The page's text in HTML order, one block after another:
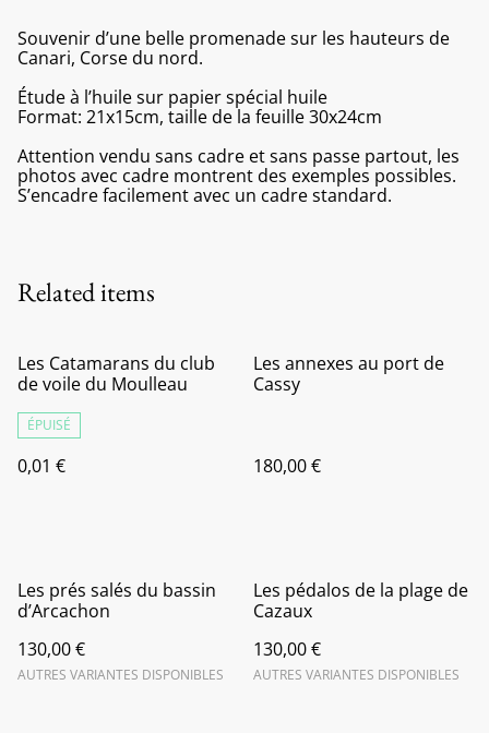
Souvenir d’une belle promenade sur les hauteurs de
Canari, Corse du nord.
Étude à l’huile sur papier spécial huile
Format: 21x15cm, taille de la feuille 30x24cm
Attention vendu sans cadre et sans passe partout, les
photos avec cadre montrent des exemples possibles.
S’encadre facilement avec un cadre standard.
Related items
Les Catamarans du club
de voile du Moulleau
ÉPUISÉ
0,01 €
Les annexes au port de
Cassy
180,00 €
Les prés salés du bassin
d’Arcachon
130,00 €
AUTRES VARIANTES DISPONIBLES
Les pédalos de la plage de
Cazaux
130,00 €
AUTRES VARIANTES DISPONIBLES